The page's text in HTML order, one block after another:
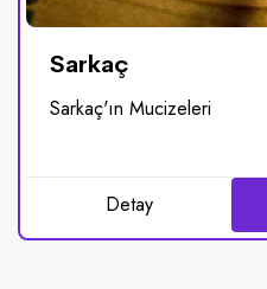
Sarkaç
Sarkaç'ın Mucizeleri
Detay